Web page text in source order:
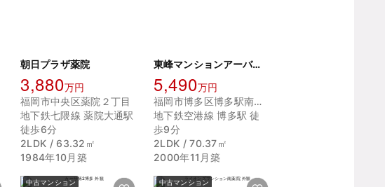
朝日プラザ薬院
3,880万円
福岡市中央区薬院２丁目
地下鉄七隈線 薬院大通駅
徒歩6分
2LDK / 63.32㎡
1984年10月築
東峰マンションアーバンスクエア博多駅
5,490万円
福岡市博多区博多駅南１丁目
地下鉄空港線 博多駅 徒
歩9分
2LDK / 70.37㎡
2000年11月築
中古マンション 中古マンション